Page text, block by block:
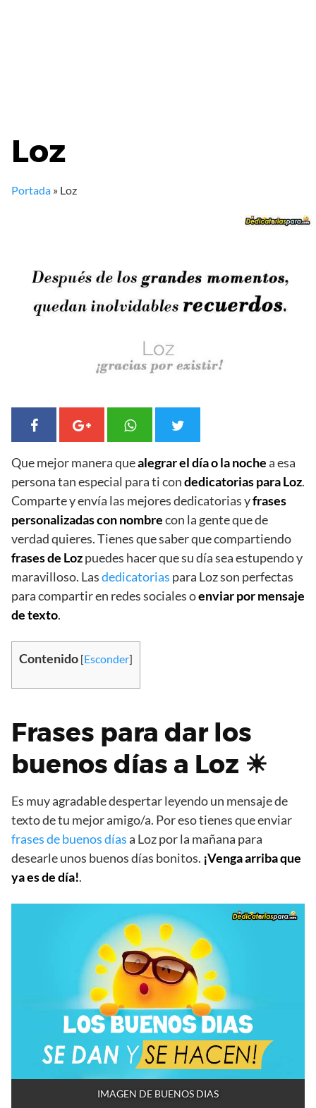
Loz
Portada » Loz
Que mejor manera quealegrar el día o la nochea esa
persona tan especial para ti condedicatorias para Loz.
Comparte y envía las mejores dedicatorias yfrases
personalizadas con nombrecon la gente que de
verdad quieres. Tienes que saber que compartiendo
frases de Lozpuedes hacer que su día sea estupendo y
maravilloso. Lasdedicatorias para Loz son perfectas
para compartir en redes sociales oenviar por mensaje
de texto.
Contenido [Esconder]
Frases para dar los
buenos días a Loz ☀
Es muy agradable despertar leyendo un mensaje de
texto de tu mejor amigo/a. Por eso tienes que enviar
frases de buenos díasa Loz por la mañana para
desearle unos buenos días bonitos. ¡Venga arriba que
ya es de día!.
IMAGEN DE BUENOS DIAS